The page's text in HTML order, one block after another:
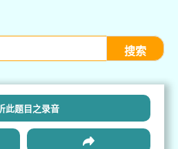
此题目之录音